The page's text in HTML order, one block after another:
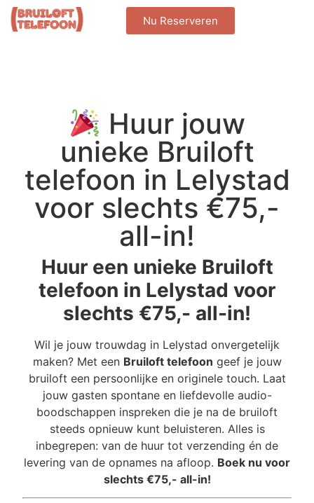
Nu Reserveren
Huur jouw
unieke Bruiloft
telefoon in Lelystad
voor slechts €75,-
all-in!
Huur een unieke Bruiloft
telefoon in Lelystad voor
slechts €75,- all-in!
Wil je jouw trouwdag in Lelystad onvergetelijk
maken? Met een Bruiloft telefoon geef je jouw
bruiloft een persoonlijke en originele touch. Laat
jouw gasten spontane en liefdevolle audio-
boodschappen inspreken die je na de bruiloft
steeds opnieuw kunt beluisteren. Alles is
inbegrepen: van de huur tot verzending én de
levering van de opnames na afloop. Boek nu voor
slechts €75,- all-in!